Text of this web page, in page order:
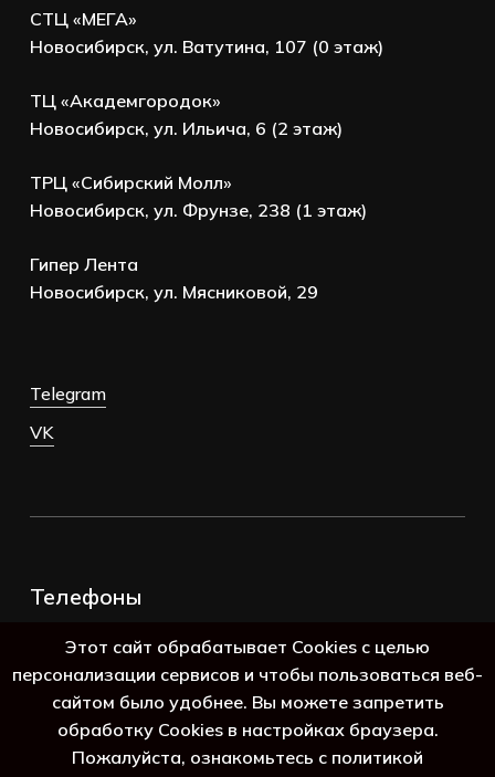
СТЦ «МЕГА»
Новосибирск, ул. Ватутина, 107 (0 этаж)
ТЦ «Академгородок»
Новосибирск, ул. Ильича, 6 (2 этаж)
ТРЦ «Сибирский Молл»
Новосибирск, ул. Фрунзе, 238 (1 этаж)
Гипер Лента
Новосибирск, ул. Мясниковой, 29
Telegram
VK
Телефоны
8 (800) 250-69-39
Этот сайт обрабатывает Cookies с целью
персонализации сервисов и чтобы пользоваться веб-
сайтом было удобнее. Вы можете запретить
обработку Cookies в настройках браузера.
Пожалуйста, ознакомьтесь с политикой